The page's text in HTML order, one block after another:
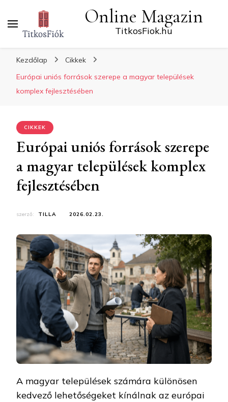
Online Magazin
TitkosFiok.hu
Kezdőlap
Cikkek
Európai uniós források szerepe a magyar települések
komplex fejlesztésében
CIKKEK
Európai uniós források szerepe
a magyar települések komplex
fejlesztésében
szerző: TILLA 2026.02.23.
A magyar települések számára különösen
kedvező lehetőségeket kínálnak az európai